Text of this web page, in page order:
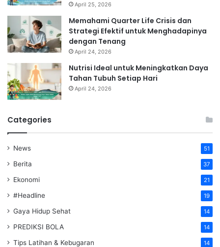
April 25, 2026
Memahami Quarter Life Crisis dan
Strategi Efektif untuk Menghadapinya
dengan Tenang
April 24, 2026
Nutrisi Ideal untuk Meningkatkan Daya
Tahan Tubuh Setiap Hari
April 24, 2026
Categories
News 51
Berita 37
Ekonomi 21
#Headline 19
Gaya Hidup Sehat 14
PREDIKSI BOLA 14
Tips Latihan & Kebugaran 14